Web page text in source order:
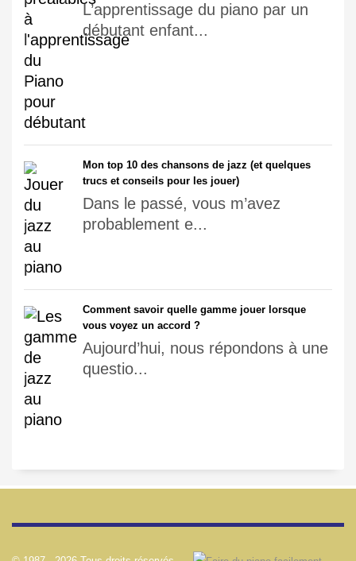
L’apprentissage du piano par un
débutant enfant...
Mon top 10 des chansons de jazz (et quelques
trucs et conseils pour les jouer)
Dans le passé, vous m’avez
probablement e...
Comment savoir quelle gamme jouer lorsque
vous voyez un accord ?
Aujourd’hui, nous répondons à une
questio...